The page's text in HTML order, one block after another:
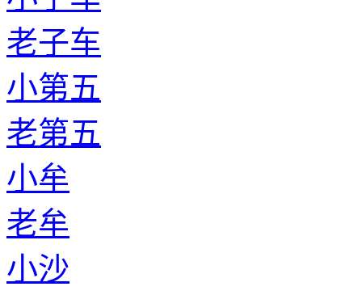
老子车
小第五
老第五
小牟
老牟
小沙